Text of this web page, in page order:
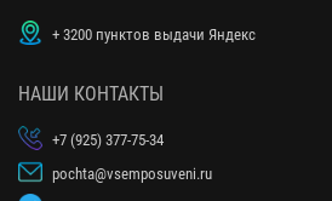
+ 3200 пунктов выдачи Яндекс
НАШИ КОНТАКТЫ
+7 (925) 377-75-34
pochta@vsemposuveni.ru